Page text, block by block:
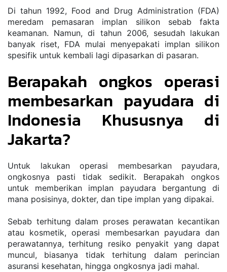
Di tahun 1992, Food and Drug Administration (FDA)
meredam pemasaran implan silikon sebab fakta
keamanan. Namun, di tahun 2006, sesudah lakukan
banyak riset, FDA mulai menyepakati implan silikon
spesifik untuk kembali lagi dipasarkan di pasaran.
Berapakah ongkos operasi
membesarkan payudara di
Indonesia Khususnya di
Jakarta?
Untuk lakukan operasi membesarkan payudara,
ongkosnya pasti tidak sedikit. Berapakah ongkos
untuk memberikan implan payudara bergantung di
mana posisinya, dokter, dan tipe implan yang dipakai.
Sebab terhitung dalam proses perawatan kecantikan
atau kosmetik, operasi membesarkan payudara dan
perawatannya, terhitung resiko penyakit yang dapat
muncul, biasanya tidak terhitung dalam perincian
asuransi kesehatan, hingga ongkosnya jadi mahal.